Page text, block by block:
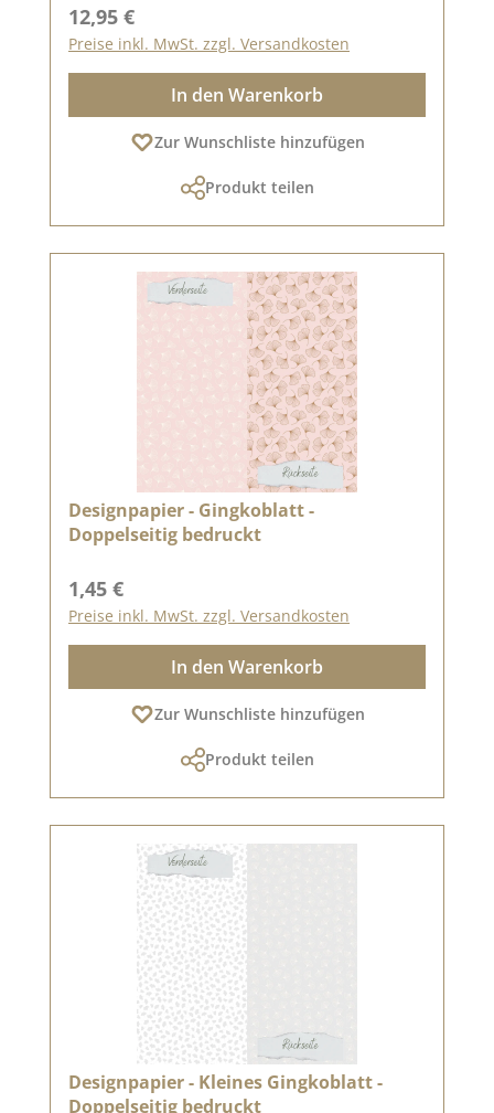
Regulärer Preis:
12,95 €
Preise inkl. MwSt. zzgl. Versandkosten
In den Warenkorb
Zur Wunschliste hinzufügen
Produkt teilen
Designpapier - Gingkoblatt -
Doppelseitig bedruckt
Regulärer Preis:
1,45 €
Preise inkl. MwSt. zzgl. Versandkosten
In den Warenkorb
Zur Wunschliste hinzufügen
Produkt teilen
Designpapier - Kleines Gingkoblatt -
Doppelseitig bedruckt